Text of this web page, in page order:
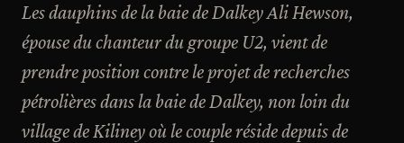
Les dauphins de la baie de Dalkey Ali Hewson,
épouse du chanteur du groupe U2, vient de
prendre position contre le projet de recherches
pétrolières dans la baie de Dalkey, non loin du
village de Kiliney où le couple réside depuis de